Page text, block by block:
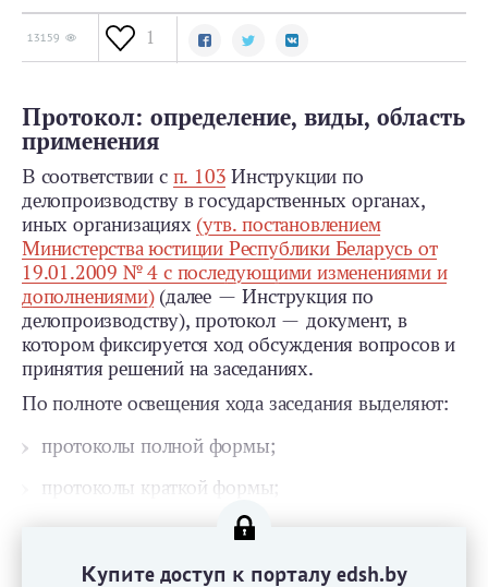
13159 1
Протокол: определение, виды, область
применения
В соответствии с п. 103 Инструкции по
делопроизводству в государственных органах,
иных организациях (утв. постановлением
Министерства юстиции Республики Беларусь от
19.01.2009 № 4 с последующими изменениями и
дополнениями)(далее — Инструкция по
делопроизводству), протокол — документ, в
котором фиксируется ход обсуждения вопросов и
принятия решений на заседаниях.
По полноте освещения хода заседания выделяют:
протоколы полной формы;
протоколы краткой формы;
Купите доступ к порталу edsh.by